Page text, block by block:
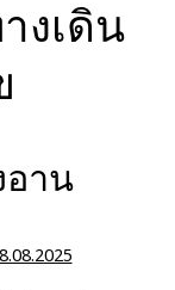
งเดิน
าน